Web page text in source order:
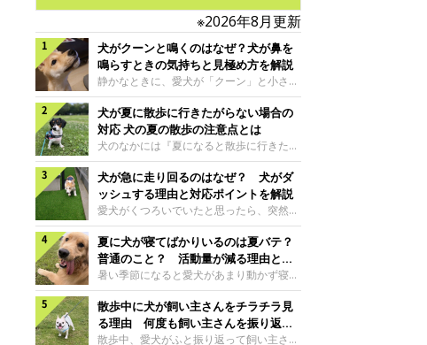
※2026年8月更新
犬がクーンと鳴くのはなぜ？犬が鼻を
鳴らすときの気持ちと見極め方を解説
静かなときに、愛犬が「クーン」と小さく
鳴いたり、鼻を鳴らすような音を出したり
することはありませんか？ 大きく吠える
わけではない分、「不安なの？それとも何
かお願いしているの？」と気になる飼い主
さんもいるかもしれません。今回は、犬が
クーンと鳴く理由や鼻鳴らしの背景、見極
め方と対応のポイントなどについて、いぬ
のきもち獣医師相談室の原 駿太朗先生に
伺いました。クーンと鳴くのはどんな気持
ち？いぬのきもち投稿写真ギャラリー犬が
クーンと小さく鳴くときは、何らかの感情
を伝えようとしている場合があると考えら
れています。大
犬が夏に散歩に行きたがらない場合の
対応 犬の夏の散歩の注意点とは
犬のなかには『夏になると散歩に行きたが
らない、歩かなくなる』『暑い季節は散歩
の気配を察すると涼しい部屋から出ようと
しない』など散歩に行きたがらないコもい
るようです。愛犬の運動をさせてあげたい
のに、散歩に行きたがらない。このような
場合はどう対応すればよいのでしょうか？
「愛犬が夏に散歩に行きたがらない場合の
対応」について、いぬのきもち獣医師相談
室の白山さとこ先生に聞きました。Q.夏に
犬の散歩に行くときの注意点は？ いぬの
きもち投稿写真ギャラリーーー夏に愛犬と
散歩に行くときは、どのようなことに注意
犬が急に走り回るのはなぜ？ 犬がダ
ッシュする理由と対応ポイントを解説
愛犬がくつろいでいたと思ったら、突然部
屋の中を走り回り始める――そんな様子に
驚いたことはありませんか？ 急な動きに
「何が起きているの？」と戸惑う飼い主さ
んも多いでしょう。落ち着いていたはずな
のに、急にスイッチが入ったように見える
と不安になることもあります。今回は、犬
が急に走り回る理由や見極め方などについ
て、いぬのきもち獣医師相談室の岡本りさ
夏に犬が寝てばかりいるのは夏バテ？
普通のこと？ 活動量が減る理由と対
策とは
暑い季節になると愛犬があまり動かず寝て
ばかりだと感じる飼い主さんはいません
か？その様子に、愛犬が夏バテで疲れてい
るのか、元気がないのかなど不安に感じる
方もいるのではないかと思います。 で
散歩中に犬が飼い主さんをチラチラ見
る理由 何度も飼い主さんを振り返る
のはなぜ？
散歩中、愛犬がふと振り返って飼い主さん